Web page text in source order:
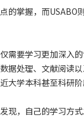
的掌握，而USABO
需要学习更加深入
据处理、文献阅读
大学本科甚至科研阶
现，自己的学习方